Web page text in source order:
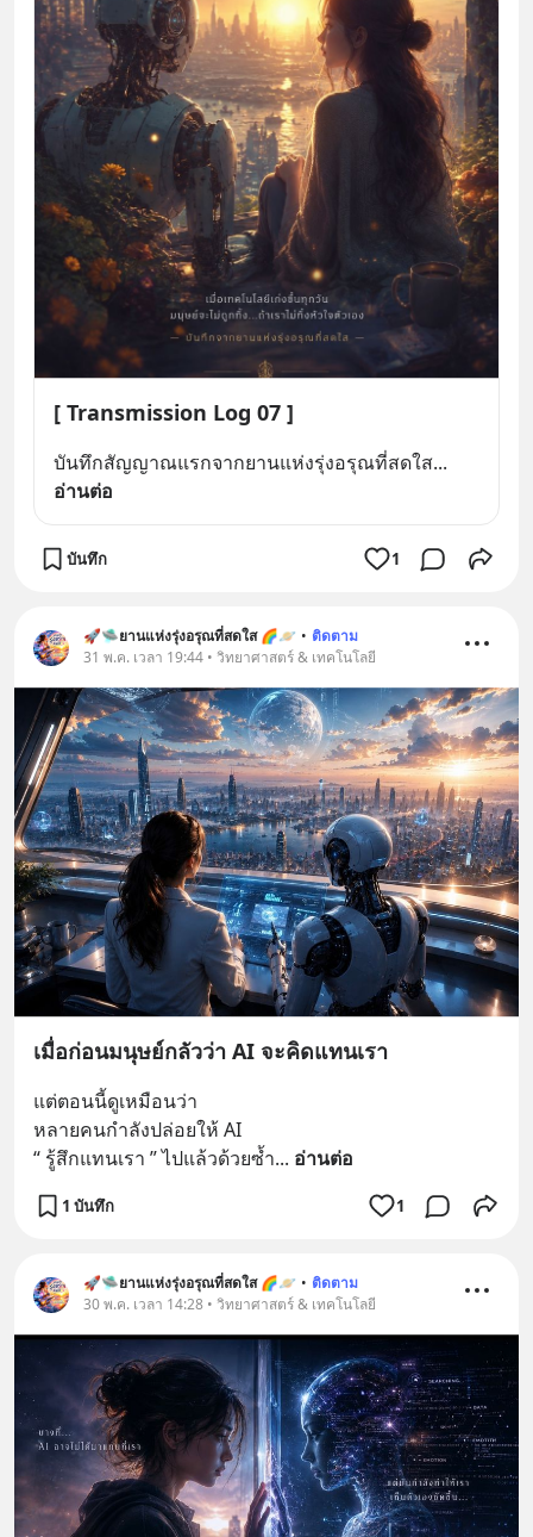
[ Transmission Log 07 ]
บันทึกสัญญาณแรกจากยานแห่งรุ่งอรุณที่สดใส
อ่านต่อ
บันทึก 1
🚀🛸ยานแห่งรุ่งอรุณที่สดใส 🌈🪐 • ติดตาม
31 พ.ค. เวลา 19:44 • วิทยาศาสตร์ & เทคโนโลยี
เมื่อก่อนมนุษย์กลัวว่า AI จะคิดแทนเรา
แต่ตอนนี้ดูเหมือนว่า
หลายคนกำลังปล่อยให้ AI
“ รู้สึกแทนเรา ” ไปแล้วด้วยซ้ำ... อ่านต่อ
1 บันทึก 1
🚀🛸ยานแห่งรุ่งอรุณที่สดใส 🌈🪐 • ติดตาม
30 พ.ค. เวลา 14:28 • วิทยาศาสตร์ & เทคโนโลยี